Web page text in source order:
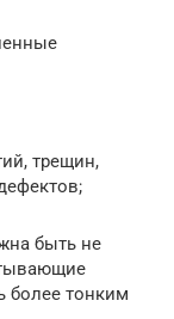
трещин,
быть не
более тонким